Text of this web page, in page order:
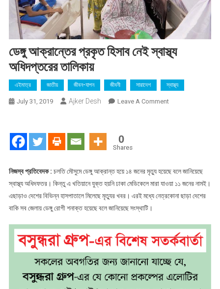
ডেঙ্গু আক্রান্তের প্রকৃত হিসাব নেই স্বাস্থ্য
অধিদপ্তরের তালিকায়
এইমাত্র জাতীয় জীবন-যাপন জীবনী সারাদেশ স্বাস্থ্য
July 31, 2019 Ajker Desh Leave A CommentOn
স্বাস্থ্য
0
Shares
নিজস্ব প্রতিবেদক : চলতি মৌসুমে ডেঙ্গু আক্রান্ত হয়ে ১৪ জনের মৃত্যু হয়েছে বলে জানিয়েছে
স্বাস্থ্য অধিদফতর। কিন্তু এ খতিয়ানে যুক্ত হয়নি ঢাকা মেডিকেলে মারা যাওয়া ১১ জনের নামই।
এছাড়াও দেশের বিভিন্ন হাসপাতালে মিলেছে মৃত্যুর খবর। এরই মধ্যে নেত্রকোনা ছাড়া দেশের
বাকি সব জেলায় ডেঙ্গু রোগী শনাক্ত হয়েছে বলে জানিয়েছে সংস্থাটি।